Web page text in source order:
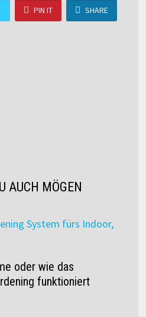
PIN IT SHARE
AUCH MÖGEN
oder wie das
funktioniert